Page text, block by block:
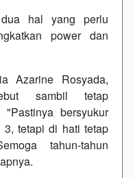
hal yang perlu
power dan
Azarine Rosyada,
sambil tetap
"Pastinya bersyukur
tetapi di hati tetap
tahun-tahun